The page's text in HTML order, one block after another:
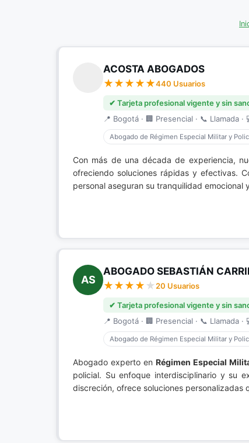
ACOSTA ABOGADOS
440 Usuarios
✔ Tarjeta profesional vigente y sin
📍 Bogotá · 🏢 Presencial · 📞 Llamada ·
Abogado de Régimen Especial Militar y
Con más de una década de experiencia,
ofreciendo soluciones rápidas y efectivas.
personal aseguran su tranquilidad
AS
ABOGADO SEBASTIÁN
20 Usuarios
✔ Tarjeta profesional vigente y sin
📍 Bogotá · 🏢 Presencial · 📞 Llamada ·
Abogado de Régimen Especial Militar y
Abogado experto en Régimen Especial
policial. Su enfoque interdisciplinario y su
discreción, ofrece soluciones